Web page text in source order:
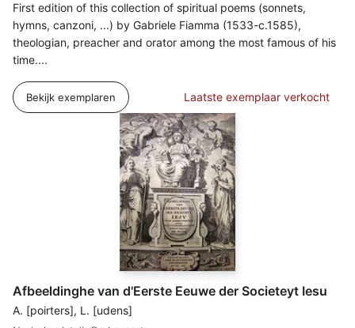
First edition of this collection of spiritual poems (sonnets,
hymns, canzoni, ...) by Gabriele Fiamma (1533-c.1585),
theologian, preacher and orator among the most famous of his
time....
Laatste exemplaar verkocht
Bekijk exemplaren
Afbeeldinghe van d'Eerste Eeuwe der Societeyt Iesu
A. [poirters], L. [udens]